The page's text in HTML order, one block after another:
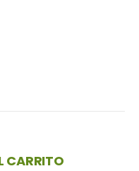
CARRITO